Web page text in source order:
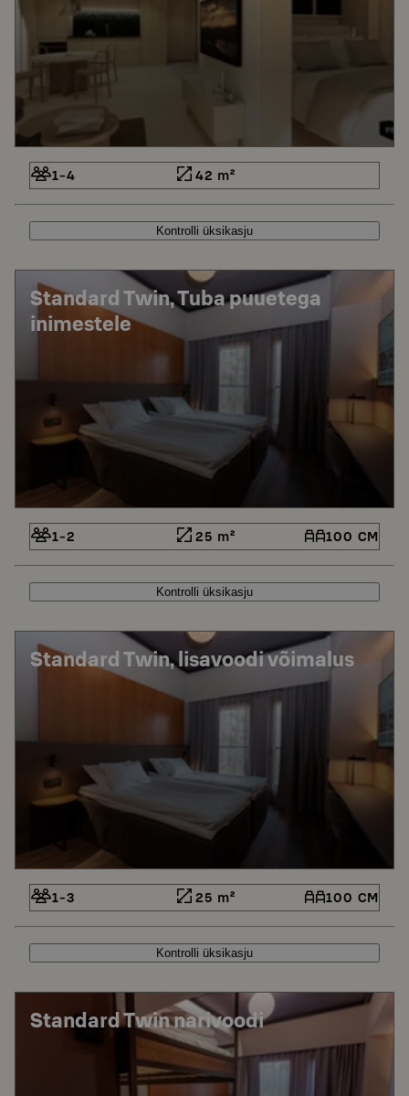
1-4 42 m²
Kontrolli üksikasju
Standard Twin, Tuba puuetega
inimestele
1-2 25 m² 100 CM
Kontrolli üksikasju
Standard Twin, lisavoodi võimalus
1-3 25 m² 100 CM
Kontrolli üksikasju
Standard Twin narivoodi